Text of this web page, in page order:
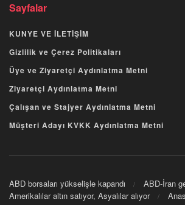
Sayfalar
KUNYE VE İLETİŞİM
Gizlilik ve Çerez Politikaları
Üye ve Ziyaretçi Aydınlatma Metni
Ziyaretçi Aydınlatma Metni
Çalışan ve Stajyer Aydınlatma Metni
Müşteri Adayı KVKK Aydınlatma Metni
ABD borsaları yükselişle kapandı
ABD-İran
Amerikalılar altın satıyor, Asyalılar alıyor